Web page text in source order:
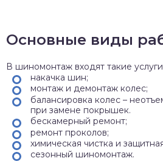
Основные виды
В шиномонтаж входят такие
накачка шин;
монтаж и демонтаж колес;
балансировка колес –
при замене покрышек.
бескамерный ремонт;
ремонт проколов;
химическая чистка и
сезонный шиномонтаж.